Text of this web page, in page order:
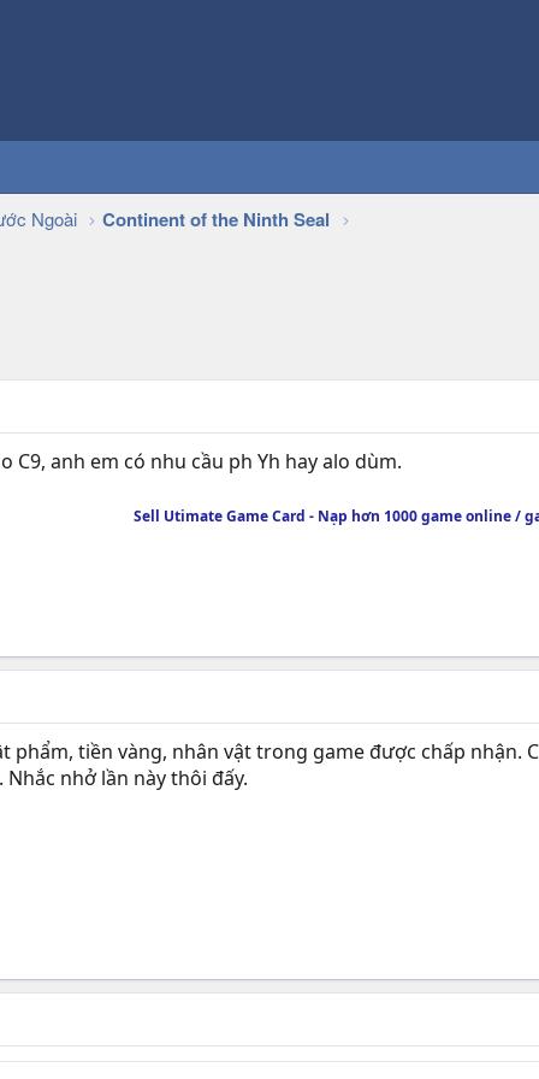
Ngoài Continent of the Ninth Seal
C9, anh em có nhu cầu ph Yh hay alo dùm.
Sell Utimate Game Card - Nạp hơn 1000 game online /
phẩm, tiền vàng, nhân vật trong game được chấp nhận.
nhở lần này thôi đấy.